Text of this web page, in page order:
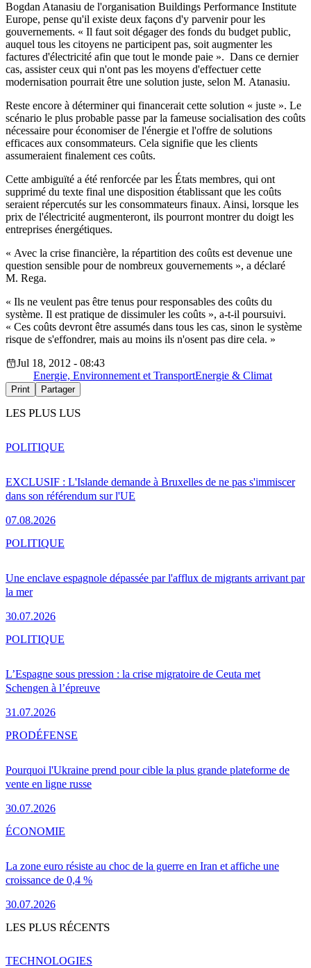
Bogdan Atanasiu de l'organisation Buildings Performance Institute
Europe, pense qu'il existe deux façons d'y parvenir pour les
gouvernements. « Il faut soit dégager des fonds du budget public,
auquel tous les citoyens ne participent pas, soit augmenter les
factures d'électricité afin que tout le monde paie ». Dans ce dernier
cas, assister ceux qui n'ont pas les moyens d'effectuer cette
modernisation pourrait être une solution juste, selon M. Atanasiu.
Reste encore à déterminer qui financerait cette solution « juste ». Le
scénario le plus probable passe par la fameuse socialisation des coûts
nécessaire pour économiser de l'énergie et l'offre de solutions
efficaces aux consommateurs. Cela signifie que les clients
assumeraient finalement ces coûts.
Cette ambiguïté a été renforcée par les États membres, qui ont
supprimé du texte final une disposition établissant que les coûts
seraient répercutés sur les consommateurs finaux. Ainsi, lorsque les
prix de l'électricité augmenteront, ils pourront montrer du doigt les
entreprises énergétiques.
« Avec la crise financière, la répartition des coûts est devenue une
question sensible pour de nombreux gouvernements », a déclaré
M. Rega.
« Ils ne veulent pas être tenus pour responsables des coûts du
système. Il est pratique de dissimuler les coûts », a-t-il poursuivi.
« Ces coûts devront être assumés dans tous les cas, sinon le système
risque de s'effondrer, mais au moins ils n'osent pas dire cela. »
Jul 18, 2012 - 08:43
Energie, Environnement et TransportEnergie & Climat
Print Partager
LES PLUS LUS
EXCLUSIF : L'Islande demande à Bruxelles de ne pas s'immiscer
dans son référendum sur l'UE
07.08.2026
POLITIQUE
Une enclave espagnole dépassée par l'afflux de migrants arrivant par
la mer
30.07.2026
POLITIQUE
L’Espagne sous pression : la crise migratoire de Ceuta met
Schengen à l’épreuve
31.07.2026
POLITIQUE
Pourquoi l'Ukraine prend pour cible la plus grande plateforme de
vente en ligne russe
30.07.2026
PRODÉFENSE
La zone euro résiste au choc de la guerre en Iran et affiche une
croissance de 0,4 %
30.07.2026
ÉCONOMIE
LES PLUS RÉCENTS
TECHNOLOGIES